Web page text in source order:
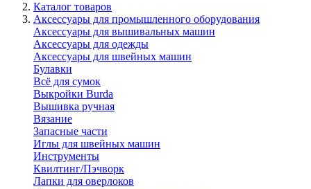
Каталог товаров
Аксессуары для промышленного оборудования
Аксессуары для вышивальных машин
Аксессуары для одежды
Аксессуары для швейных машин
Булавки
Всё для сумок
Выкройки Burda
Вышивка ручная
Вязание
Запасные части
Иглы для швейных машин
Инструменты
Квилтинг/Пэчворк
Лапки для оверлоков